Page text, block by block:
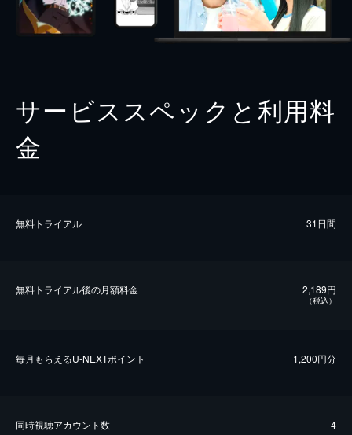
サービススペックと利用料
金
無料トライアル 31日間
無料トライアル後の⽉額料金 2,189円
（税込）
毎⽉もらえるU-NEXTポイント 1,200円分
同時視聴アカウント数 4